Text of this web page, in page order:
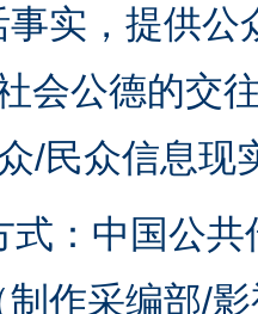
实，提供
会公德的交
/民众信息现
：中国公共
作采编部/
落实 一纸欠